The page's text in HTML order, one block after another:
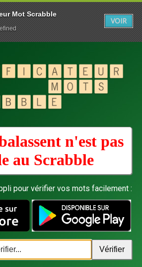
n'est pas
au Scrabble
pour vérifier vos mots facilement :
Mot Scrabble
VOIR